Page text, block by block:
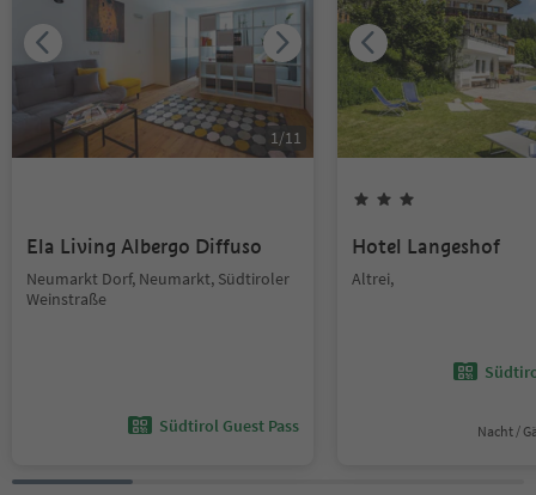
1/11
Ela Living Albergo Diffuso
Neumarkt Dorf, Neumarkt, Südtiroler
Weinstraße
Südtirol Guest Pass
Hotel Langeshof
Altrei,
Nacht /